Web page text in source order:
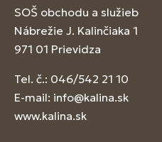
SOŠ obchodu a služieb
Nábrežie J. Kalinčiaka 1
971 01 Prievidza
Tel. č.: 046/542 21 10
E-mail: info@kalina.sk
www.kalina.sk